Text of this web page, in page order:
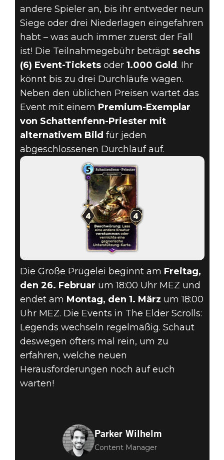
RÜGELEI UM R
UHM UND R
EICHTUM!
andere Spieler an, bis ihr entweder neun
Siege oder drei Niederlagen eingefahren
habt – was auch immer zuerst der Fall
ist! Die Teilnahmegebühr beträgt sechs
(6) Event-Ticketsoder 1.000 Gold. Ihr
könnt bis zu drei Durchläufe wagen.
Neben den üblichen Preisen wartet das
Event mit einem Premium-Exemplar
von Schattenfenn-Priester mit
alternativem Bild für jeden
abgeschlossenen Durchlauf auf.
Die Große Prügelei beginnt am Freitag,
den 26. Februar um 18:00 Uhr MEZ und
endet am Montag, den 1. März um 18:00
Uhr MEZ. Die Events in The Elder Scrolls:
Legends wechseln regelmäßig. Schaut
deswegen öfters mal rein, um zu
erfahren, welche neuen
Herausforderungen noch auf euch
warten!
Parker Wilhelm
Content Manager